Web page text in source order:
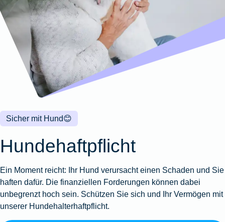
Wohnungsschutzbrief
Zur
Produktübersicht
Gewässerschadenhaftpflicht
Zur
Produktübersicht
Zur
Produktübersicht
Reisehaftpflichtversicherung
Reiserücktrittsversicherung
Zur
Produktübersicht
Zur
Produktübersicht
Zur
Produktübersicht
Zur
Produktübersicht
Montageversicherung
Zur
Produktübersicht
Gruppenunfall für
Betriebe
Gruppenunfall für
Vereine
Produktübersicht
Kunstversicherung
Ausstellungsversicherung
Valorenversicherung
Oldtimersammlungsversicherung
Zur
😊
Sicher mit Hund
Hundehaftpflicht
Ein Moment reicht: Ihr Hund verursacht einen Schaden und Sie
haften dafür. Die finanziellen Forderungen können dabei
unbegrenzt hoch sein. Schützen Sie sich und Ihr Vermögen mit
unserer Hundehalterhaftpflicht.